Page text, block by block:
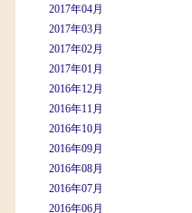
2017年04月
2017年03月
2017年02月
2017年01月
2016年12月
2016年11月
2016年10月
2016年09月
2016年08月
2016年07月
2016年06月